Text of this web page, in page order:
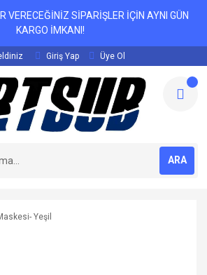
SİPARİŞLER İÇİN AYNI GÜN
KARGO İMKANI!
Giriş Yap Üye Ol
ARA